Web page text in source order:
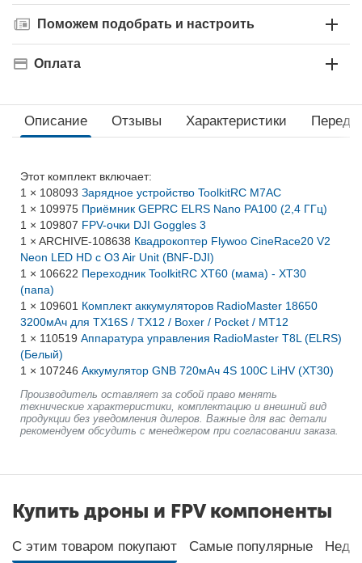
Поможем подобрать и настроить
Оплата
Описание Отзывы Характеристики Перед
Этот комплект включает:
1 × 108093 Зарядное устройство ToolkitRC M7AC
1 × 109975 Приёмник GEPRC ELRS Nano PA100 (2,4 ГГц)
1 × 109807 FPV-очки DJI Goggles 3
1 × ARCHIVE-108638 Квадрокоптер Flywoo CineRace20 V2
Neon LED HD с O3 Air Unit (BNF-DJI)
1 × 106622 Переходник ToolkitRC XT60 (мама) - XT30
(папа)
1 × 109601 Комплект аккумуляторов RadioMaster 18650
3200мАч для TX16S / TX12 / Boxer / Pocket / MT12
1 × 110519 Аппаратура управления RadioMaster T8L (ELRS)
(Белый)
1 × 107246 Аккумулятор GNB 720мАч 4S 100C LiHV (XT30)
Производитель оставляет за собой право менять
технические характеристики, комплектацию и внешний вид
продукции без уведомления дилеров. Важные для вас детали
рекомендуем обсудить с менеджером при согласовании заказа.
Купить дроны и FPV компоненты
С этим товаром покупают Самые популярные